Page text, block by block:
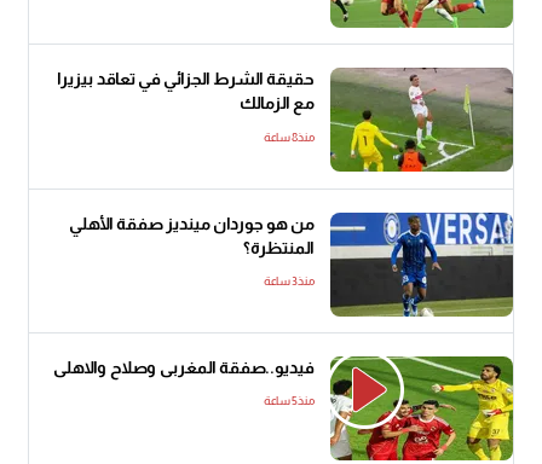
حقيقة الشرط الجزائي في تعاقد بيزيرا
مع الزمالك
منذ8 ساعة
من هو جوردان مينديز صفقة الأهلي
المنتظرة؟
منذ3 ساعة
فيديو..صفقة المغربى وصلاح والاهلى
منذ5 ساعة